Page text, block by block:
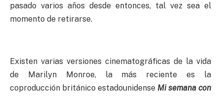
pasado varios años desde entonces, tal vez sea el
momento de retirarse.
Existen varias versiones cinematográficas de la vida
de Marilyn Monroe, la más reciente es la
coproducción británico estadounidense Mi semana con